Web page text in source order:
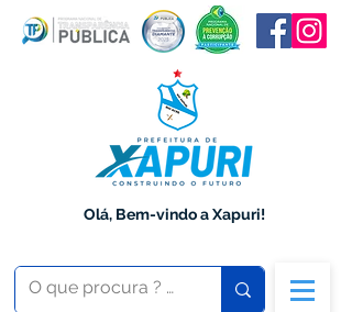
Olá, Bem-vindo a Xapuri!